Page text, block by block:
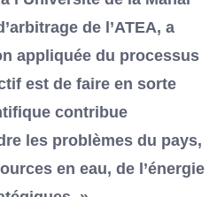
de l’ATEA, a
appliquée du processus
est de faire en sorte
contribue
les problèmes du pays,
en eau, de l’énergie